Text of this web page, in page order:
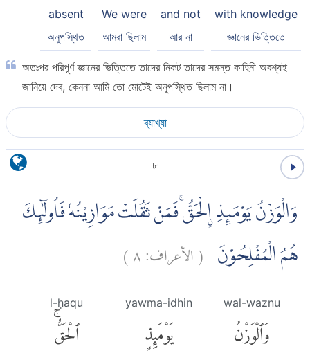
with knowledge
জ্ঞানের ভিত্তিতে
and not
আর না
We were
আমরা ছিলাম
absent
অনুপস্থিত
অতঃপর পরিপূর্ণ জ্ঞানের ভিত্তিতে তাদের নিকট তাদের সমস্ত কাহিনী অবশ্যই
জানিয়ে দেব, কেননা আমি তো মোটেই অনুপস্থিত ছিলাম না।
ব্যাখ্যা
৮
وَالْوَزْنُ يَوْمَىِٕذِ ِۨالْحَقُّۚ فَمَنْ ثَقُلَتْ مَوَازِيْنُهٗ فَاُولٰۤىِٕكَ
هُمُ الْمُفْلِحُوْنَ (الأعراف:٨)
wal-waznu
وَٱلْوَزْنُ
yawma-idhin
يَوْمَئِذٍ
l-ḥaqu
ٱلْحَقُّۚ